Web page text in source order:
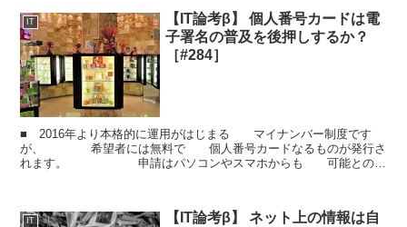
IT
【IT論考β】 個人番号カードは電
子署名の普及を後押しするか？
［#284］
■ 2016年より本格的に運用がはじまる マイナンバー制度です
が、 希望者には無料で 個人番号カードなるものが発行さ
れます。 申請はパソコンやスマホからも 可能とのこ
IT
【IT論考β】 ネット上の情報は自